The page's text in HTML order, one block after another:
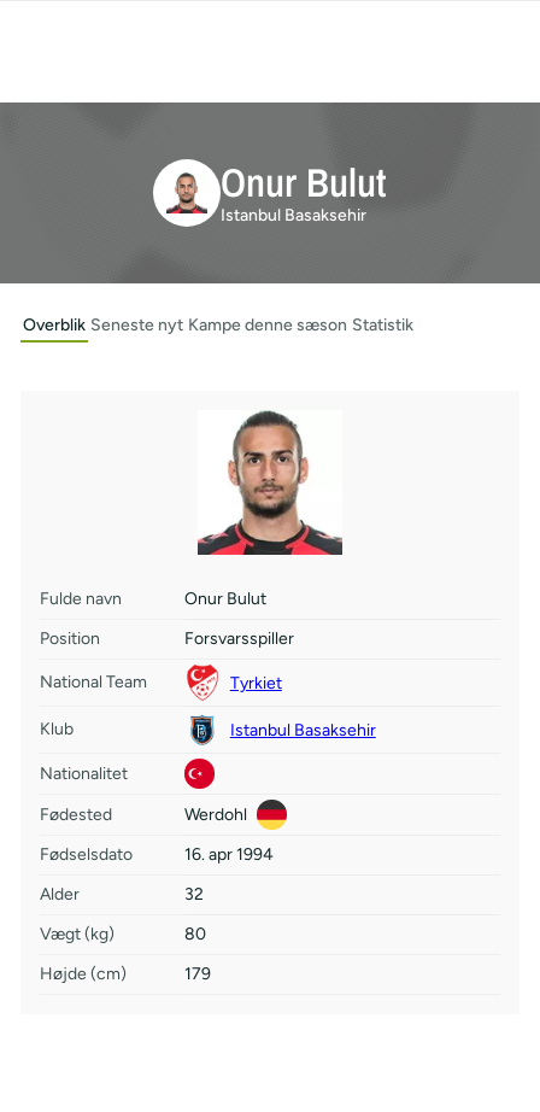
Onur Bulut
Istanbul Basaksehir
Overblik Seneste nyt Kampe denne sæson Statistik
Fulde navn
Onur Bulut
Position
Forsvarsspiller
National Team Tyrkiet
Klub Istanbul Basaksehir
Nationalitet
Fødested
Werdohl
Fødselsdato
16. apr 1994
Alder
32
Vægt (kg)
80
Højde (cm)
179